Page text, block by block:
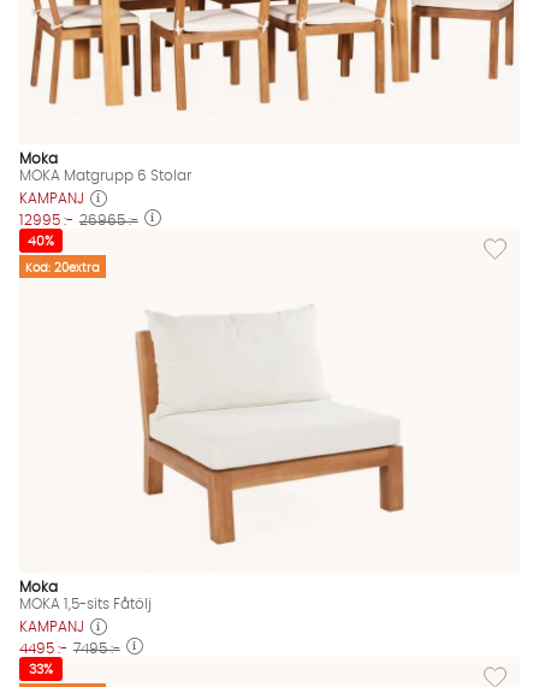
Moka
MOKA Matgrupp 6 Stolar
KAMPANJ
12995 :- 26965 :-
Kod: 20extra
Lägg
40%
Moka
MOKA 1,5-sits Fåtölj
KAMPANJ
4495 :- 7495 :-
Lägg
33%